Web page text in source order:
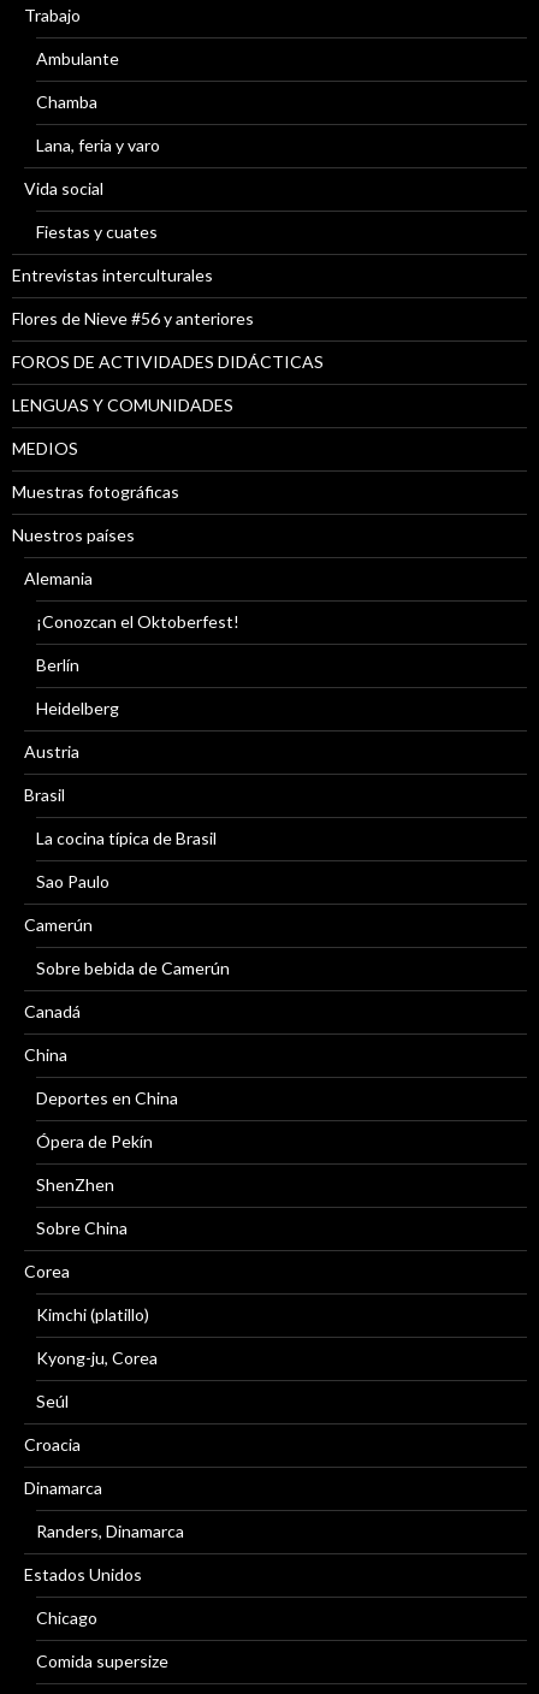
Trabajo
Ambulante
Chamba
Lana, feria y varo
Vida social
Fiestas y cuates
Entrevistas interculturales
Flores de Nieve #56 y anteriores
FOROS DE ACTIVIDADES DIDÁCTICAS
LENGUAS Y COMUNIDADES
MEDIOS
Muestras fotográficas
Nuestros países
Alemania
¡Conozcan el Oktoberfest!
Berlín
Heidelberg
Austria
Brasil
La cocina típica de Brasil
Sao Paulo
Camerún
Sobre bebida de Camerún
Canadá
China
Deportes en China
Ópera de Pekín
ShenZhen
Sobre China
Corea
Kimchi (platillo)
Kyong-ju, Corea
Seúl
Croacia
Dinamarca
Randers, Dinamarca
Estados Unidos
Chicago
Comida supersize